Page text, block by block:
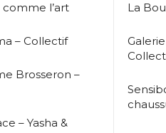
l’art
– Collectif
Brosseron –
– Yasha &
La